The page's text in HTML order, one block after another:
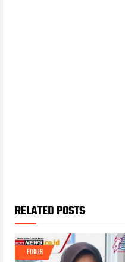
RELATED POSTS
FOKUS